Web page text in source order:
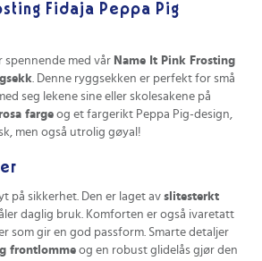
Fidaja Peppa Pig
spennende med vår Name It Pink Frosting
. Denne ryggsekken er perfekt for små
seg lekene sine eller skolesakene på
farge og et fargerikt Peppa Pig-design,
men også utrolig gøyal!
på sikkerhet. Den er laget av slitesterkt
daglig bruk. Komforten er også ivaretatt
som gir en god passform. Smarte detaljer
frontlomme og en robust glidelås gjør den